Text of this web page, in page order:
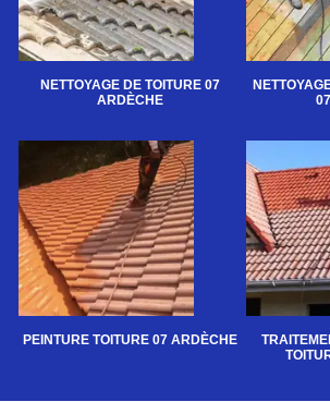
NETTOYAGE DE TOITURE 07
ARDÈCHE
PEINTURE TOITURE 07 ARDÈCHE